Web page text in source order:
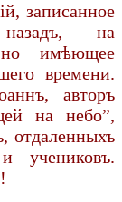
записанное
на
но имѣющее
времени.
авторъ
на небо”,
отдаленныхъ
учениковъ.